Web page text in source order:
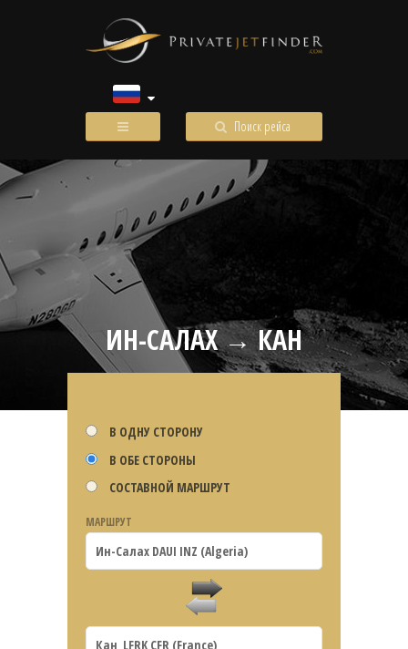
Поиск рейса
ИН-САЛАХ → КАН
В ОДНУ СТОРОНУ
В ОБЕ СТОРОНЫ
СОСТАВНОЙ МАРШРУТ
МАРШРУТ